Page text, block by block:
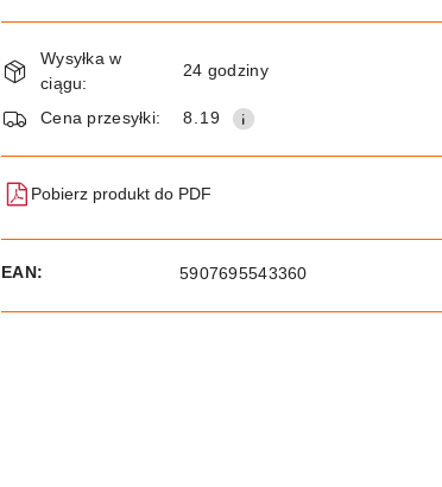
Dostępność
i
dostawa
Wysyłka w
ciągu:
24 godziny
Cena przesyłki: 8.19
Pobierz produkt do PDF
EAN: 5907695543360